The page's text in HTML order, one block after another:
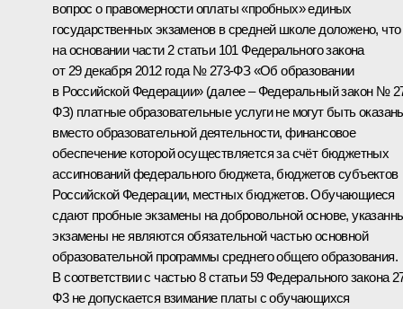
вопрос о правомерности оплаты «пробных» единых
государственных экзаменов в средней школе доложено, что
на основании части 2 статьи 101 Федерального закона
от 29 декабря 2012 года № 273-ФЗ «Об образовании
в Российской Федерации» (далее – Федеральный закон №
ФЗ) платные образовательные услуги не могут быть
вместо образовательной деятельности, финансовое
обеспечение которой осуществляется за счёт бюджетных
ассигнований федерального бюджета, бюджетов субъектов
Российской Федерации, местных бюджетов. Обучающиеся
сдают пробные экзамены на добровольной основе,
экзамены не являются обязательной частью основной
образовательной программы среднего общего образования.
В соответствии с частью 8 статьи 59 Федерального закона
Ф3 не допускается взимание платы с обучающихся